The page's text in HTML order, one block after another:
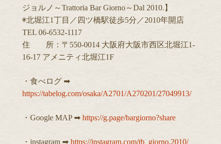
ジョルノ～Trattoria Bar Giorno～Dal 2010.】
◉北堀江1丁目／四ツ橋駅徒歩5分／2010年開店
TEL 06-6532-1117
住 所：〒550-0014 大阪府大阪市西区北堀江1-
16-17 アメニティ北堀江1F
・食べログ ➡︎
https://tabelog.com/osaka/A2701/A270201/27049913/
・Google MAP ➡︎ https://g.page/bargiorno?share
・instagram ➡︎ https://instagram.com/tb_giorno.2010/